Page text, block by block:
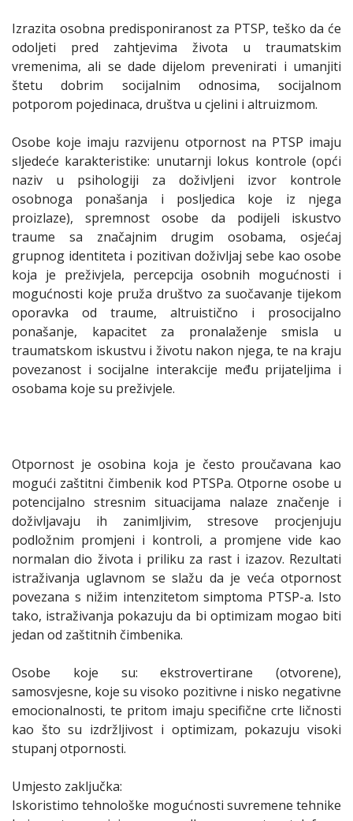
Izrazita osobna predisponiranost za PTSP, teško da će
odoljeti pred zahtjevima života u traumatskim
vremenima, ali se dade dijelom prevenirati i umanjiti
štetu dobrim socijalnim odnosima, socijalnom
potporom pojedinaca, društva u cjelini i altruizmom.
Osobe koje imaju razvijenu otpornost na PTSP imaju
sljedeće karakteristike: unutarnji lokus kontrole (opći
naziv u psihologiji za doživljeni izvor kontrole
osobnoga ponašanja i posljedica koje iz njega
proizlaze), spremnost osobe da podijeli iskustvo
traume sa značajnim drugim osobama, osjećaj
grupnog identiteta i pozitivan doživljaj sebe kao osobe
koja je preživjela, percepcija osobnih mogućnosti i
mogućnosti koje pruža društvo za suočavanje tijekom
oporavka od traume, altruistično i prosocijalno
ponašanje, kapacitet za pronalaženje smisla u
traumatskom iskustvu i životu nakon njega, te na kraju
povezanost i socijalne interakcije među prijateljima i
osobama koje su preživjele.
Otpornost je osobina koja je često proučavana kao
mogući zaštitni čimbenik kod PTSPa. Otporne osobe u
potencijalno stresnim situacijama nalaze značenje i
doživljavaju ih zanimljivim, stresove procjenjuju
podložnim promjeni i kontroli, a promjene vide kao
normalan dio života i priliku za rast i izazov. Rezultati
istraživanja uglavnom se slažu da je veća otpornost
povezana s nižim intenzitetom simptoma PTSP-a. Isto
tako, istraživanja pokazuju da bi optimizam mogao biti
jedan od zaštitnih čimbenika.
Osobe koje su: ekstrovertirane (otvorene),
samosvjesne, koje su visoko pozitivne i nisko negativne
emocionalnosti, te pritom imaju specifične crte ličnosti
kao što su izdržljivost i optimizam, pokazuju visoki
stupanj otpornosti.
Umjesto zaključka:
Iskoristimo tehnološke mogućnosti suvremene tehnike